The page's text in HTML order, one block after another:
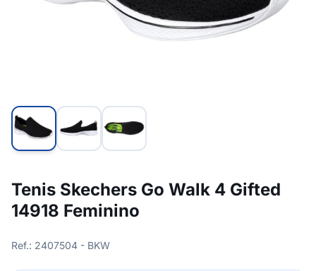
Tenis Skechers Go Walk 4 Gifted
14918 Feminino
Ref.: 2407504 - BKW